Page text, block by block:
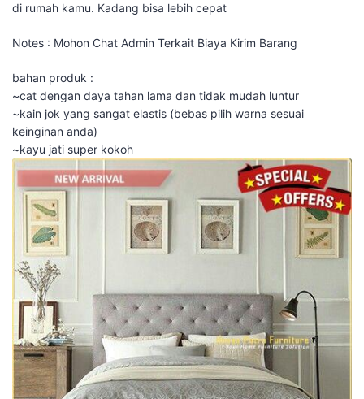
di rumah kamu. Kadang bisa lebih cepat
Notes : Mohon Chat Admin Terkait Biaya Kirim Barang
bahan produk :
~cat dengan daya tahan lama dan tidak mudah luntur
~kain jok yang sangat elastis (bebas pilih warna sesuai
keinginan anda)
~kayu jati super kokoh